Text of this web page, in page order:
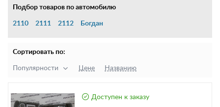
Подбор товаров по автомобилю
2110 2111 2112 Богдан
Сортировать по:
Популярности Цене Названию
Доступен к заказу